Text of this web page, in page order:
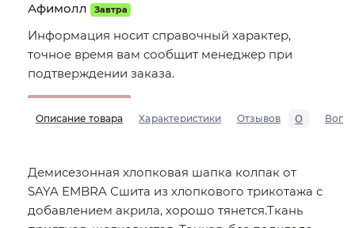
Афимолл Завтра
Информация носит справочный характер,
точное время вам сообщит менеджер при
подтверждении заказа.
Описание товара Характеристики Отзывов 0
Демисезонная хлопковая шапка колпак от
SAYA EMBRA Сшита из хлопкового трикотажа с
добавлением акрила, хорошо тянется.Ткань